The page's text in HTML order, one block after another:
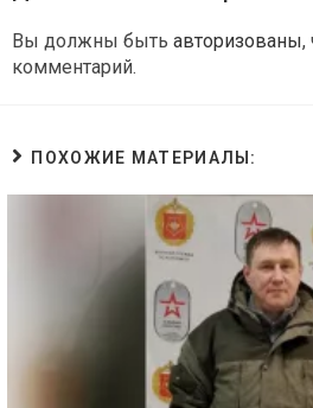
Вы должны быть авторизованы,
комментарий.
ПОХОЖИЕ МАТЕРИАЛЫ: